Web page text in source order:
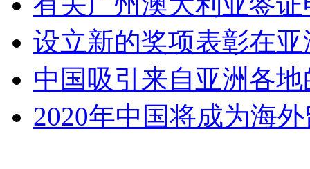
设立新的奖项表彰在
中国吸引来自亚洲各
2020年中国将成为海